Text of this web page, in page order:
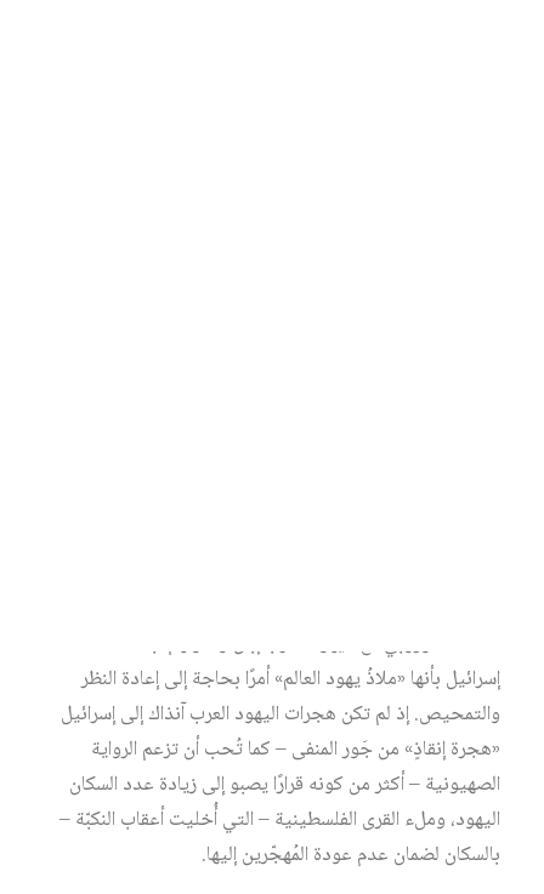
الشتات الأوروبي مع اليهود العرب إبان وصولهم؛ باتت ادعاءات
إسرائيل بأنها «ملاذُ يهود العالم» أمرًا بحاجة إلى إعادة النظر
والتمحيص. إذ لم تكن هجرات اليهود العرب آنذاك إلى إسرائيل
«هجرة إنقاذٍ» من جَور المنفى – كما تُحب أن تزعم الرواية
الصهيونية – أكثر من كونه قرارًا يصبو إلى زيادة عدد السكان
اليهود، وملء القرى الفلسطينية – التي أُخليت أعقاب النكبّة –
بالسكان لضمان عدم عودة المُهجّرين إليها.